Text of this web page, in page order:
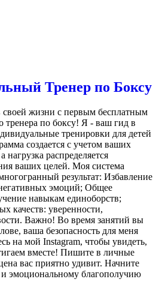
Тренер по Боксу
своей жизни с первым бесплатным
тренера по боксу! Я - ваш гид в
тренировки для детей
создается с учетом ваших
нагрузка распределяется
ваших целей. Моя система
результат: Избавление
эмоций; Общее
навыкам единоборств;
качеств: уверенности,
Важно! Во время занятий вы
ваша безопасность для меня
на мой Instagram, чтобы увидеть,
вместе! Пишите в личные
вас приятно удивит. Начните
эмоциональному благополучию